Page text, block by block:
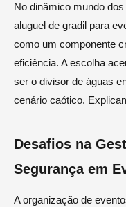
No dinâmico mundo
aluguel de gradil para
como um componente
eficiência. A escolha
ser o divisor de águas
cenário caótico.
Desafios na
Segurança em
A organização de